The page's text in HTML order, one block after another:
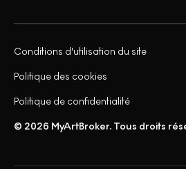
© 2026 MyArtBroker. Tous droits
Politique de confidentialité
Politique des cookies
Conditions d'utilisation du site